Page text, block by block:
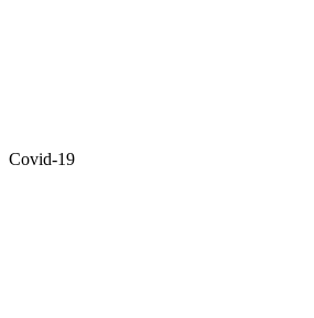
Covid-19